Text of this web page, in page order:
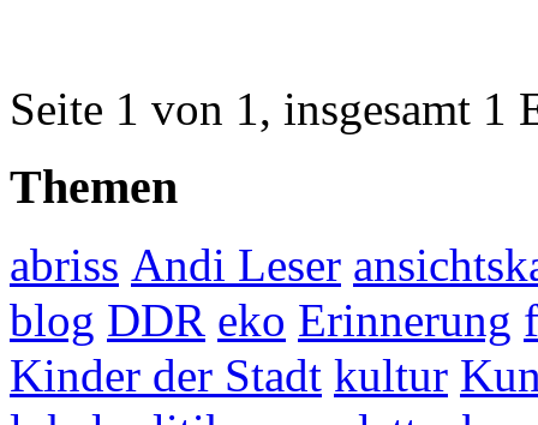
Seite 1 von 1, insgesamt 1
Themen
abriss Andi Leser
blog DDR eko Erinnerung
Kinder der Stadt kultur